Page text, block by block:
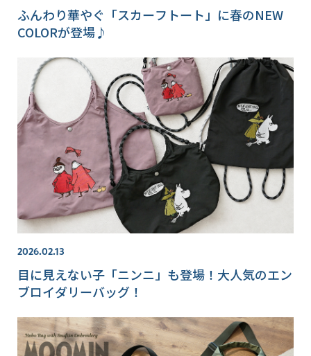
ふんわり華やぐ「スカーフトート」に春のNEW
COLORが登場♪
2026.02.13
目に見えない子「ニンニ」も登場！大人気のエン
ブロイダリーバッグ！